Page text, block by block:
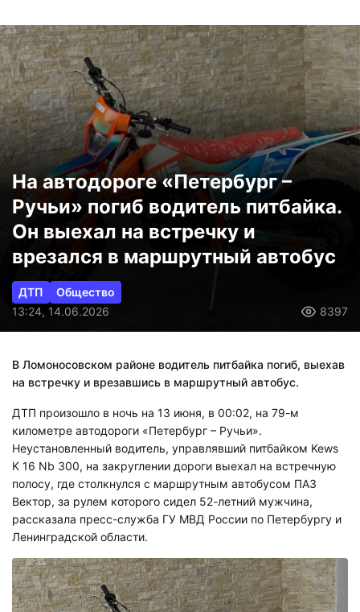
На автодороге «Петербург –
Ручьи» погиб водитель питбайка.
Он выехал на встречку и
врезался в маршрутный автобус
ДТП
Общество
13:24, 14.06.2026
8397
В Ломоносовском районе водитель питбайка погиб, выехав
на встречку и врезавшись в маршрутный автобус.
ДТП произошло в ночь на 13 июня, в 00:02, на 79-м
километре автодороги «Петербург – Ручьи».
Неустановленный водитель, управлявший питбайком Kews
K 16 Nb 300, на закруглении дороги выехал на встречную
полосу, где столкнулся с маршрутным автобусом ПАЗ
Вектор, за рулем которого сидел 52-летний мужчина,
рассказала пресс-служба ГУ МВД России по Петербургу и
Ленинградской области.